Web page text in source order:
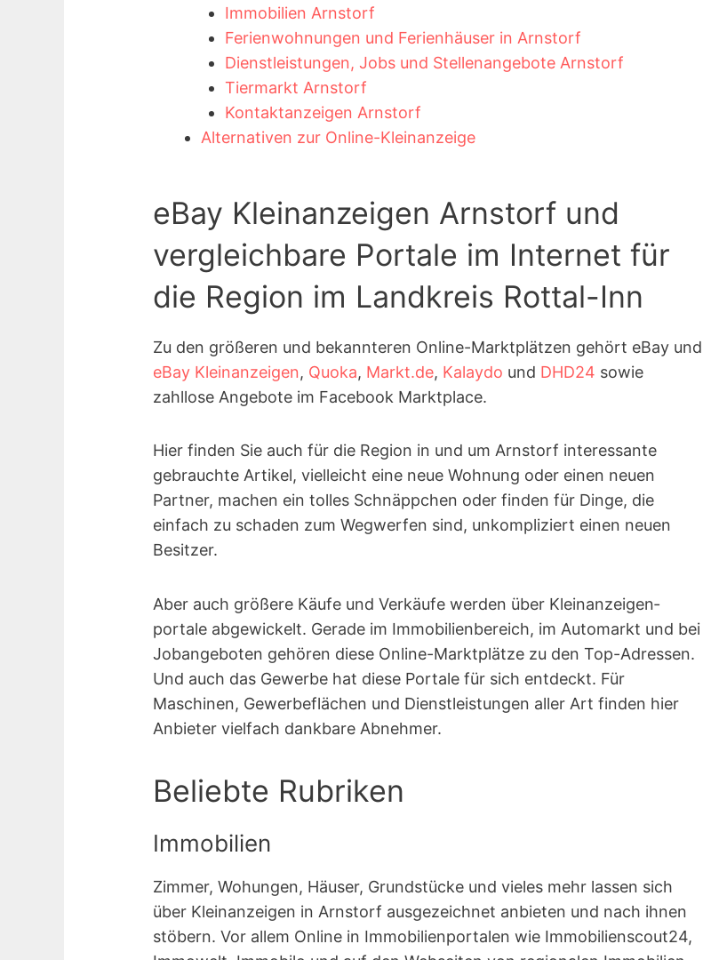
Immobilien Arnstorf
Ferienwohnungen und Ferienhäuser in Arnstorf
Dienstleistungen, Jobs und Stellenangebote Arnstorf
Tiermarkt Arnstorf
Kontaktanzeigen Arnstorf
Alternativen zur Online-Kleinanzeige
eBay Kleinanzeigen Arnstorf und
vergleichbare Portale im Internet für
die Region im Landkreis Rottal-Inn
Zu den größeren und bekannteren Online-Marktplätzen gehört eBay und
eBay Kleinanzeigen, Quoka, Markt.de, Kalaydo und DHD24 sowie
zahllose Angebote im Facebook Marktplace.
Hier finden Sie auch für die Region in und um Arnstorf interessante
gebrauchte Artikel, vielleicht eine neue Wohnung oder einen neuen
Partner, machen ein tolles Schnäppchen oder finden für Dinge, die
einfach zu schaden zum Wegwerfen sind, unkompliziert einen neuen
Besitzer.
Aber auch größere Käufe und Verkäufe werden über Kleinanzeigen­
portale abgewickelt. Gerade im Immobilienbereich, im Automarkt und bei
Jobangeboten gehören diese Online-Marktplätze zu den Top-Adressen.
Und auch das Gewerbe hat diese Portale für sich entdeckt. Für
Maschinen, Gewerbeflächen und Dienstleistungen aller Art finden hier
Anbieter vielfach dankbare Abnehmer.
Beliebte Rubriken
Immobilien
Zimmer, Wohungen, Häuser, Grundstücke und vieles mehr lassen sich
über Kleinanzeigen in Arnstorf ausgezeichnet anbieten und nach ihnen
stöbern. Vor allem Online in Immobilienportalen wie Immobilienscout24,